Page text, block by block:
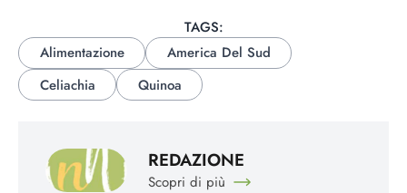
TAGS:
Alimentazione
America Del Sud
Celiachia
Quinoa
REDAZIONE
Scopri di più